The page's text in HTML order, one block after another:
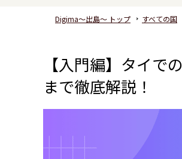
Digima～出島～ トップ すべての国
【入門編】タイで
まで徹底解説！